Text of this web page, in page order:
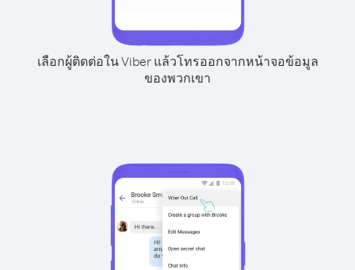
เลือกผู้ติดต่อใน Viber แล้วโทรออกจากหน้าจอข้อมูล
ของพวกเขา